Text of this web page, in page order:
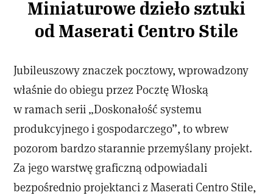
Miniaturowe dzieło sztuki
od Maserati Centro Stile
Jubileuszowy znaczek pocztowy, wprowadzony
właśnie do obiegu przez Pocztę Włoską
w ramach serii „Doskonałość systemu
produkcyjnego i gospodarczego”, to wbrew
pozorom bardzo starannie przemyślany projekt.
Za jego warstwę graficzną odpowiadali
bezpośrednio projektanci z Maserati Centro Stile,